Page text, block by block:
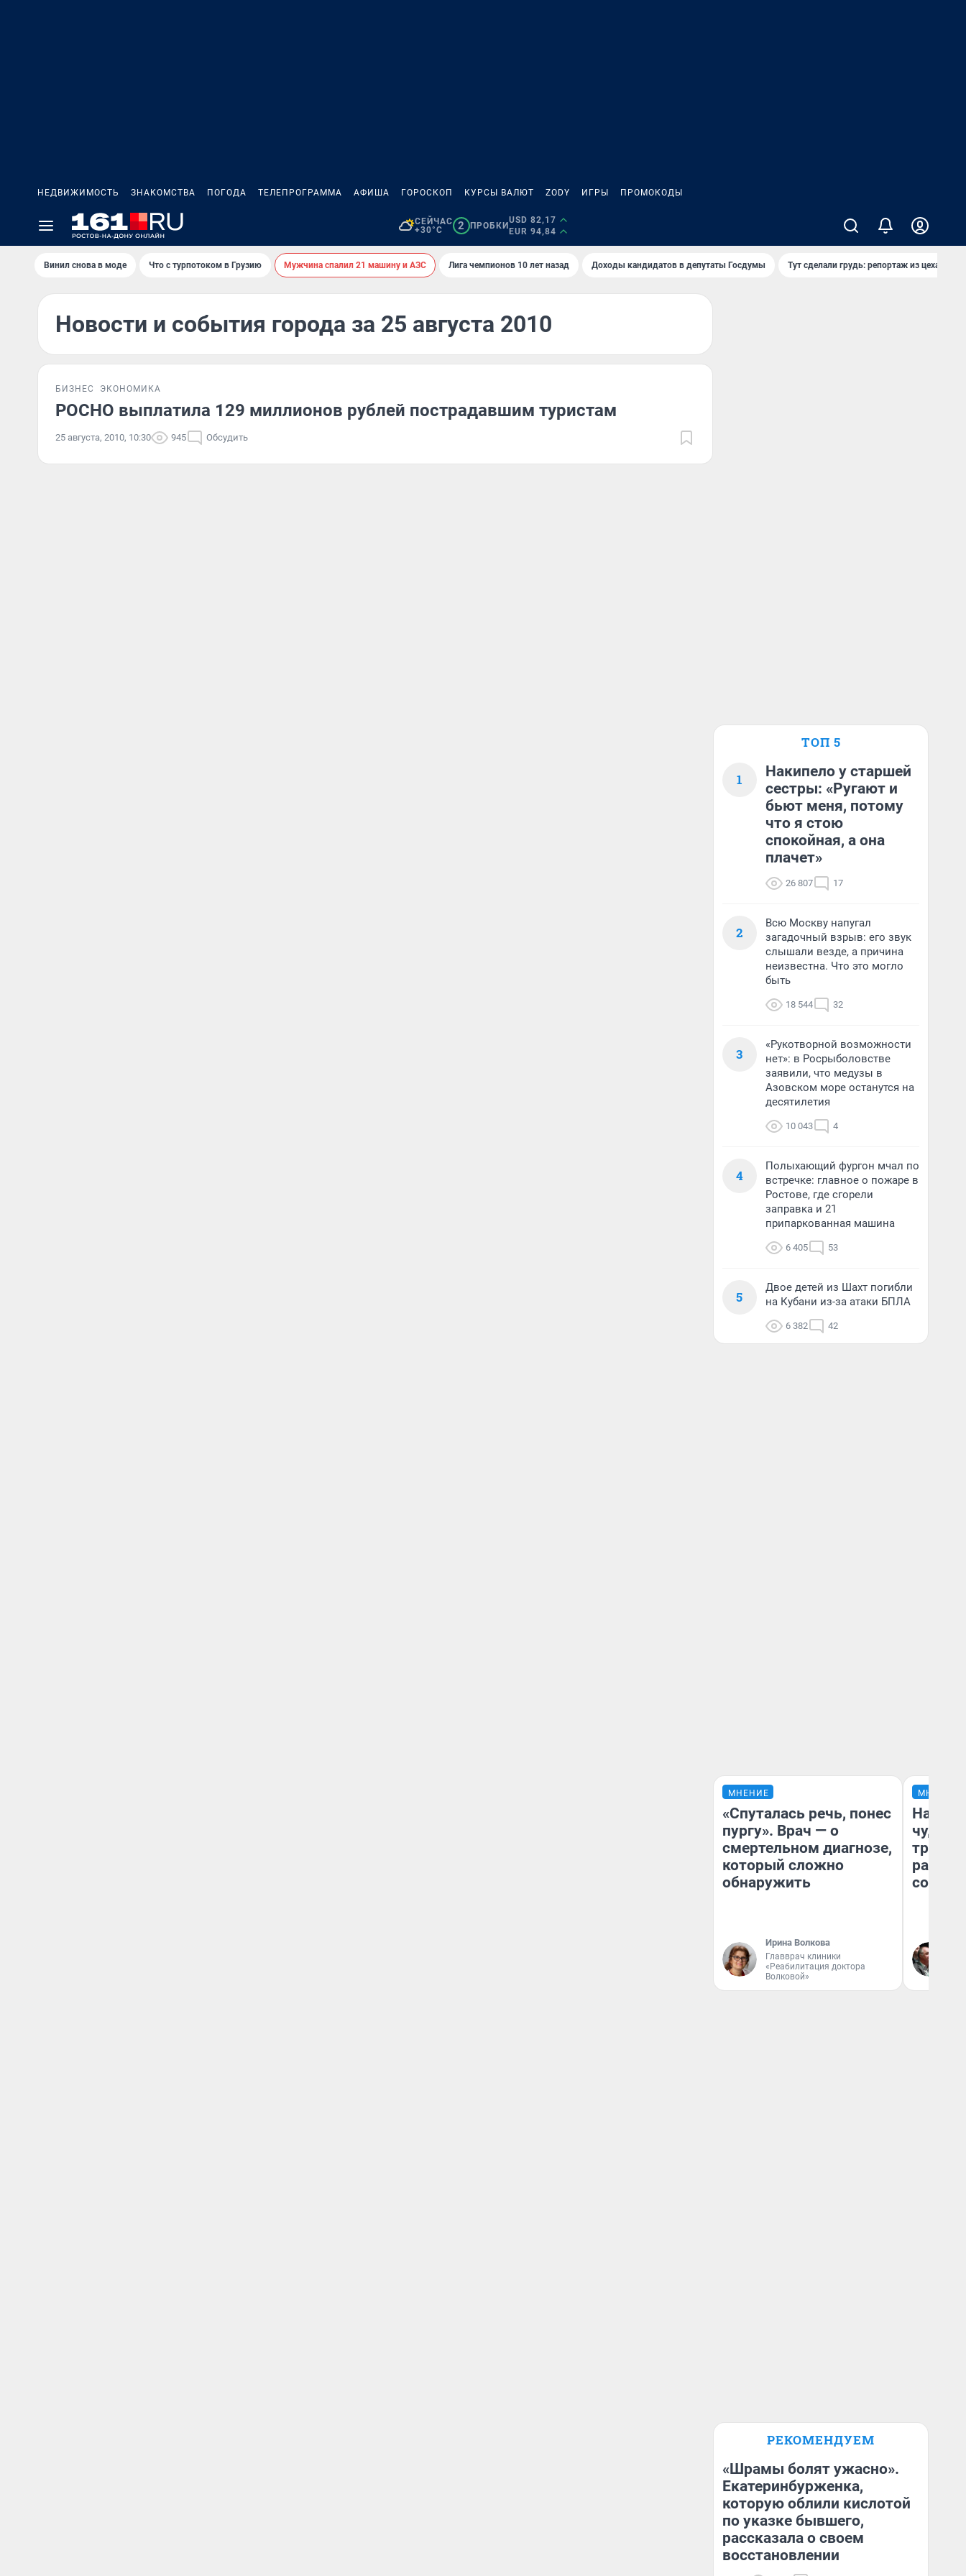
НЕДВИЖИМОСТЬ ЗНАКОМСТВА ПОГОДА ТЕЛЕПРОГРАММА АФИША ГОРОСКОП КУРСЫ ВАЛЮТ ZODY ИГРЫ ПРОМОКОДЫ
СЕЙЧАС
+30°C
2 ПРОБКИ
USD 82,17
EUR 94,84
Винил снова в моде Что с турпотоком в Грузию Мужчина спалил 21 машину и АЗС Лига чемпионов 10 лет назад Доходы кандидатов в депутаты Госдумы Тут сделали грудь: репортаж из цеха
Новости и события города за 25 августа 2010
БИЗНЕС ЭКОНОМИКА
РОСНО выплатила 129 миллионов рублей пострадавшим туристам
25 августа, 2010, 10:30 945 Обсудить
ТОП 5
1
Накипело у старшей
сестры: «Ругают и
бьют меня, потому
что я стою
спокойная, а она
плачет»
26 807 17
2
Всю Москву напугал
загадочный взрыв: его звук
слышали везде, а причина
неизвестна. Что это могло
быть
18 544 32
3
«Рукотворной возможности
нет»: в Росрыболовстве
заявили, что медузы в
Азовском море останутся на
десятилетия
10 043 4
4
Полыхающий фургон мчал по
встречке: главное о пожаре в
Ростове, где сгорели
заправка и 21
припаркованная машина
6 405 53
5
Двое детей из Шахт погибли
на Кубани из-за атаки БПЛА
6 382 42
МНЕНИЕ
«Спуталась речь, понес
пургу». Врач — о
смертельном диагнозе,
который сложно
обнаружить
Ирина Волкова
Главврач клиники
«Реабилитация доктора
Волковой»
МНЕНИЕ
чудом
РЕКОМЕНДУЕМ
«Шрамы болят ужасно».
Екатеринбурженка,
которую облили кислотой
по указке бывшего,
рассказала о своем
восстановлении